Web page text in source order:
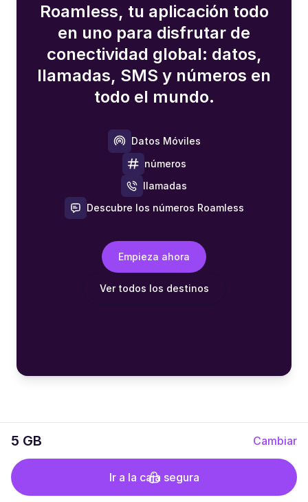
5 GB Cambiar
Ir a la caja segura
Roamless, tu aplicación todo
en uno para disfrutar de
conectividad global: datos,
llamadas, SMS y números en
todo el mundo.
Datos Móviles
números
llamadas
Descubre los números Roamless
Empieza ahora
Ver todos los destinos